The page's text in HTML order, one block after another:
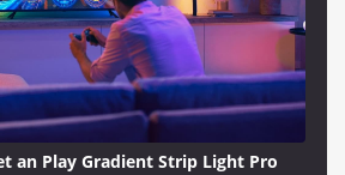
an Play Gradient Strip Light Pro